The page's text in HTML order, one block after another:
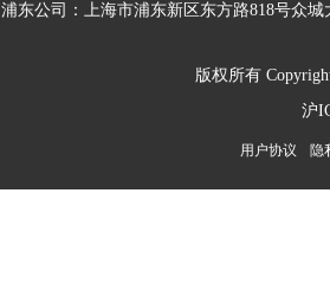
浦东公司：上海市浦东新区东方路818号众城
版权所有
沪
用户协议 隐